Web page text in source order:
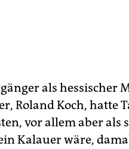
als hessischer
Roland Koch, hatte
vor allem aber als
Kalauer wäre,